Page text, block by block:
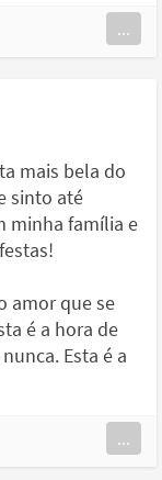
...
mais bela do
sinto até
minha família e
amor que se
é a hora de
Esta é a
...